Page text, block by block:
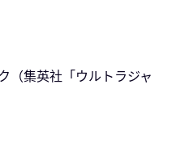
英社「ウルトラジャ